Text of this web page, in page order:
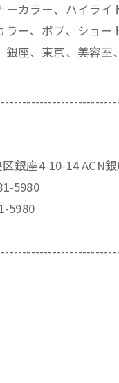
ーカラー、ハイラ
ラー、ボブ、ショ
銀座、東京、美容室
銀座4-10-14 ACN
5980
5980